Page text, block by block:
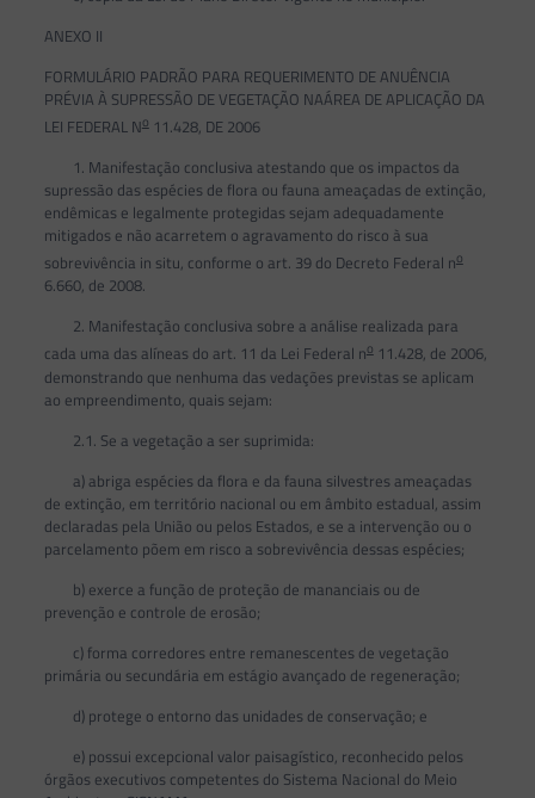
ANEXO II
FORMULÁRIO PADRÃO PARA REQUERIMENTO DE ANUÊNCIA
PRÉVIA À SUPRESSÃO DE VEGETAÇÃO NAÁREA DE APLICAÇÃO DA
LEI FEDERAL No11.428, DE 2006
1. Manifestação conclusiva atestando que os impactos da
supressão das espécies de flora ou fauna ameaçadas de extinção,
endêmicas e legalmente protegidas sejam adequadamente
mitigados e não acarretem o agravamento do risco à sua
sobrevivência in situ, conforme o art. 39 do Decreto Federal no
6.660, de 2008.
2. Manifestação conclusiva sobre a análise realizada para
cada uma das alíneas do art. 11 da Lei Federal no11.428, de 2006,
demonstrando que nenhuma das vedações previstas se aplicam
ao empreendimento, quais sejam:
2.1. Se a vegetação a ser suprimida:
a) abriga espécies da flora e da fauna silvestres ameaçadas
de extinção, em território nacional ou em âmbito estadual, assim
declaradas pela União ou pelos Estados, e se a intervenção ou o
parcelamento põem em risco a sobrevivência dessas espécies;
b) exerce a função de proteção de mananciais ou de
prevenção e controle de erosão;
c) forma corredores entre remanescentes de vegetação
primária ou secundária em estágio avançado de regeneração;
d) protege o entorno das unidades de conservação; e
e) possui excepcional valor paisagístico, reconhecido pelos
órgãos executivos competentes do Sistema Nacional do Meio